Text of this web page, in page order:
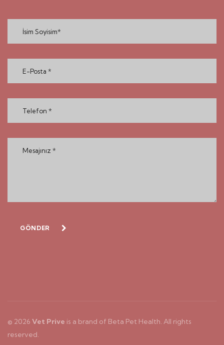
GÖNDER
© 2026 Vet Prive is a brand of Beta Pet Health. All rights
reserved.